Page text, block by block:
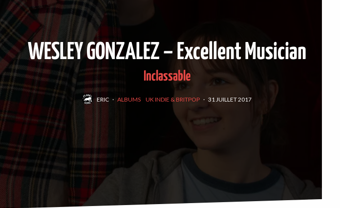
WESLEY GONZALEZ – Excellent Musician
Inclassable
ERIC · ALBUMS UK INDIE & BRITPOP · 31 JUILLET 2017